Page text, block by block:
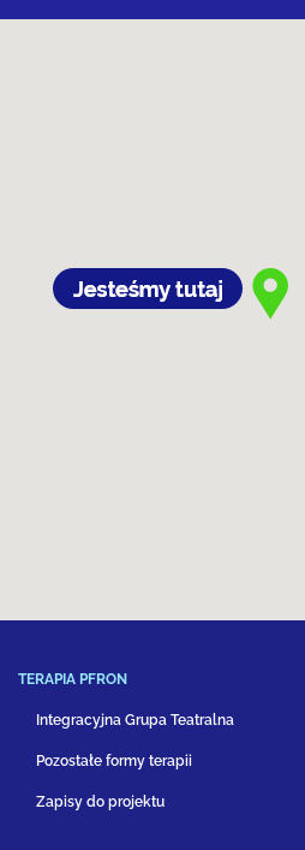
TERAPIA PFRON
Integracyjna Grupa Teatralna
Pozostałe formy terapii
Zapisy do projektu